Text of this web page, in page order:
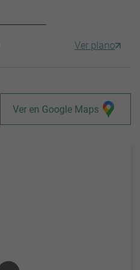
Ver plano
Ver en Google Maps